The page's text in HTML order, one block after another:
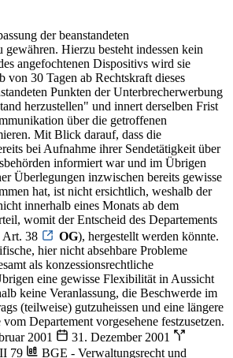
der beanstandeten
gewähren. Hierzu besteht indessen kein
angefochtenen Dispositivs wird sie
von 30 Tagen ab Rechtskraft dieses
Punkten der Unterbrecherwerbung
herzustellen" und innert derselben Frist
über die getroffenen
Mit Blick darauf, dass die
bei Aufnahme ihrer Sendetätigkeit über
informiert war und im Übrigen
Überlegungen inzwischen bereits gewisse
hat, ist nicht ersichtlich, weshalb der
innerhalb eines Monats ab dem
womit der Entscheid des Departements
Art. 38
OG), hergestellt werden könnte.
hier nicht absehbare Probleme
als konzessionsrechtliche
eine gewisse Flexibilität in Aussicht
keine Veranlassung, die Beschwerde im
(teilweise) gutzuheissen und eine längere
Departement vorgesehene festzusetzen.
2001
31. Dezember 2001
79 BGE - Verwaltungsrecht und